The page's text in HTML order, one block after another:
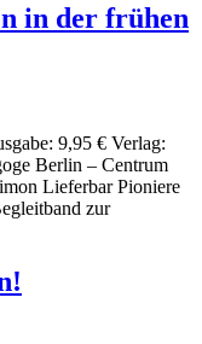
in der frühen
9,95 € Verlag:
Berlin – Centrum
Lieferbar Pioniere
zur